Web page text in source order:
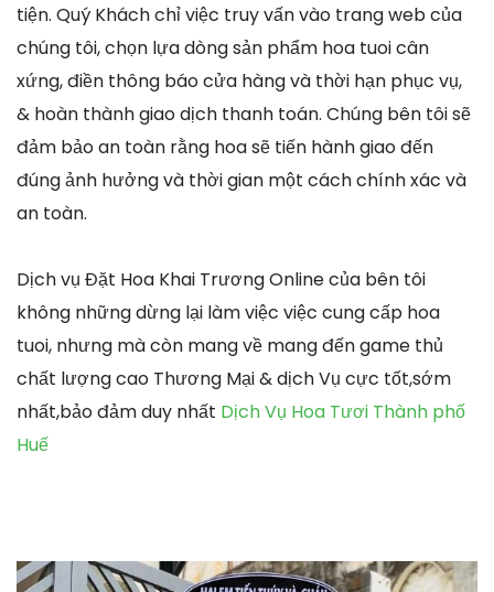
tiện. Quý Khách chỉ việc truy vấn vào trang web của
chúng tôi, chọn lựa dòng sản phẩm hoa tuoi cân
xứng, điền thông báo cửa hàng và thời hạn phục vụ,
& hoàn thành giao dịch thanh toán. Chúng bên tôi sẽ
đảm bảo an toàn rằng hoa sẽ tiến hành giao đến
đúng ảnh hưởng và thời gian một cách chính xác và
an toàn.
Dịch vụ Đặt Hoa Khai Trương Online của bên tôi
không những dừng lại làm việc việc cung cấp hoa
tuoi, nhưng mà còn mang về mang đến game thủ
chất lượng cao Thương Mại & dịch Vụ cực tốt,sớm
nhất,bảo đảm duy nhất Dịch Vụ Hoa Tươi Thành phố
Huế